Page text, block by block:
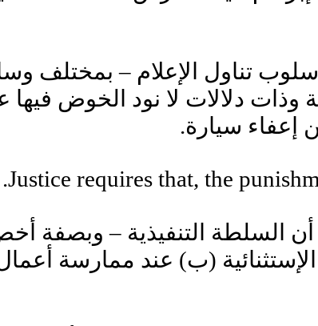
تناول الإعلام – بمختلف
وذات دلالات لا نود الخوض
إعفاء سيارة.
Justice requires that, the
السلطة التنفيذية – وبصفة
(ب) عند ممارسة